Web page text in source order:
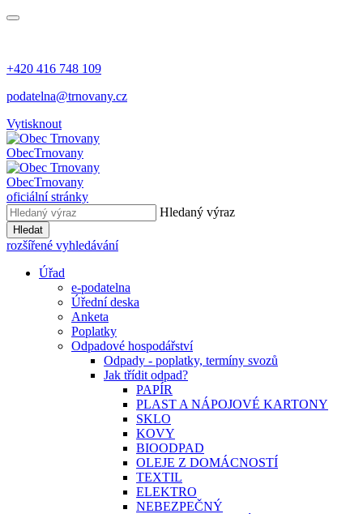
+420 416 748 109
podatelna@trnovany.cz
Vytisknout
ObecTrnovany
ObecTrnovany
oficiální stránky
Hledaný výraz
Hledat
rozšířené vyhledávání
Úřad
e-podatelna
Úřední deska
Anketa
Poplatky
Odpadové hospodářství
Odpady - poplatky, termíny svozů
Jak třídit odpad?
PAPÍR
PLAST A NÁPOJOVÉ KARTONY
SKLO
KOVY
BIOODPAD
OLEJE Z DOMÁCNOSTÍ
TEXTIL
ELEKTRO
NEBEZPEČNÝ